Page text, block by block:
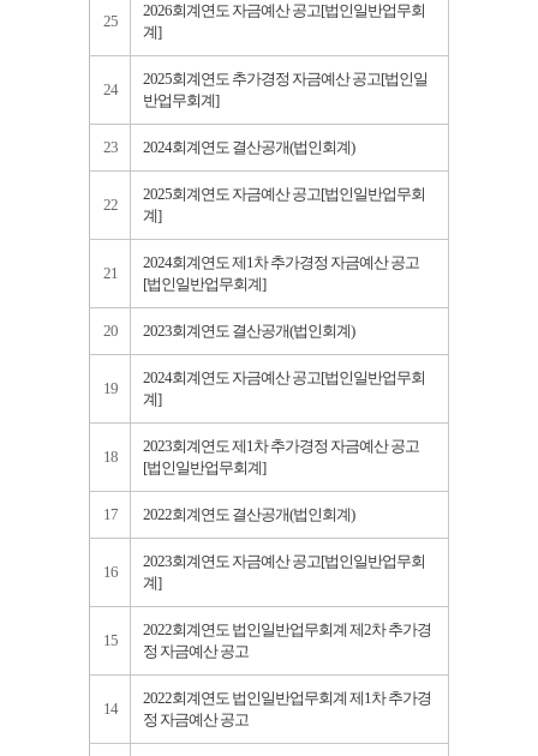
25
2026회계연도 자금예산 공고[법인일반업무회
계]
24
2025회계연도 추가경정 자금예산 공고[법인일
반업무회계]
23 2024회계연도 결산공개(법인회계)
22
2025회계연도 자금예산 공고[법인일반업무회
계]
21
2024회계연도 제1차 추가경정 자금예산 공고
[법인일반업무회계]
20 2023회계연도 결산공개(법인회계)
19
2024회계연도 자금예산 공고[법인일반업무회
계]
18
2023회계연도 제1차 추가경정 자금예산 공고
[법인일반업무회계]
17 2022회계연도 결산공개(법인회계)
16
2023회계연도 자금예산 공고[법인일반업무회
계]
15
2022회계연도 법인일반업무회계 제2차 추가경
정 자금예산 공고
14
2022회계연도 법인일반업무회계 제1차 추가경
정 자금예산 공고